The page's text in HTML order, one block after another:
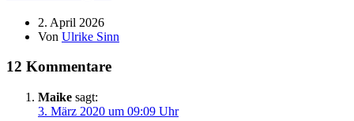
2. April 2026
Von Ulrike Sinn
12 Kommentare
Maike sagt:
3. März 2020 um 09:09 Uhr